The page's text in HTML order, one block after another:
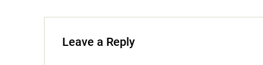
Leave a Reply